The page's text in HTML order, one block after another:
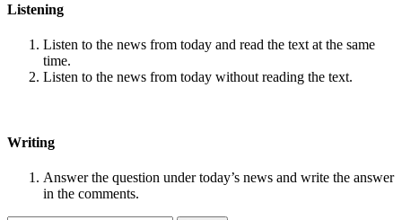
Listening
Listen to the news from today and read the text at the same
time.
Listen to the news from today without reading the text.
Writing
Answer the question under today’s news and write the answer
in the comments.